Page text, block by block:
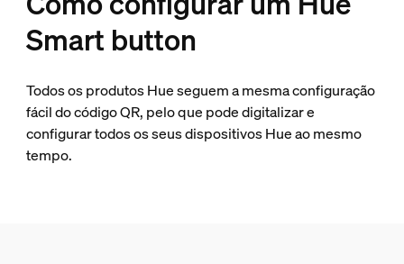
Smart button
Todos os produtos Hue seguem a mesma configuração
fácil do código QR, pelo que pode digitalizar e
configurar todos os seus dispositivos Hue ao mesmo
tempo.